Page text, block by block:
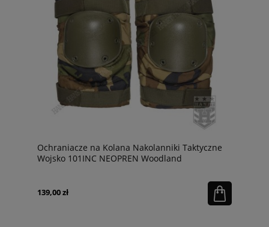
Ochraniacze na Kolana Nakolanniki Taktyczne
Wojsko 101INC NEOPREN Woodland
139,00 zł